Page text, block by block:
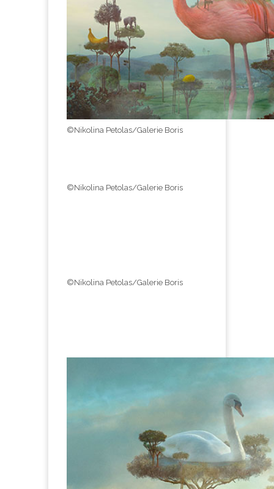
©Nikolina Petolas/Galerie Boris
©Nikolina Petolas/Galerie Boris
©Nikolina Petolas/Galerie Boris